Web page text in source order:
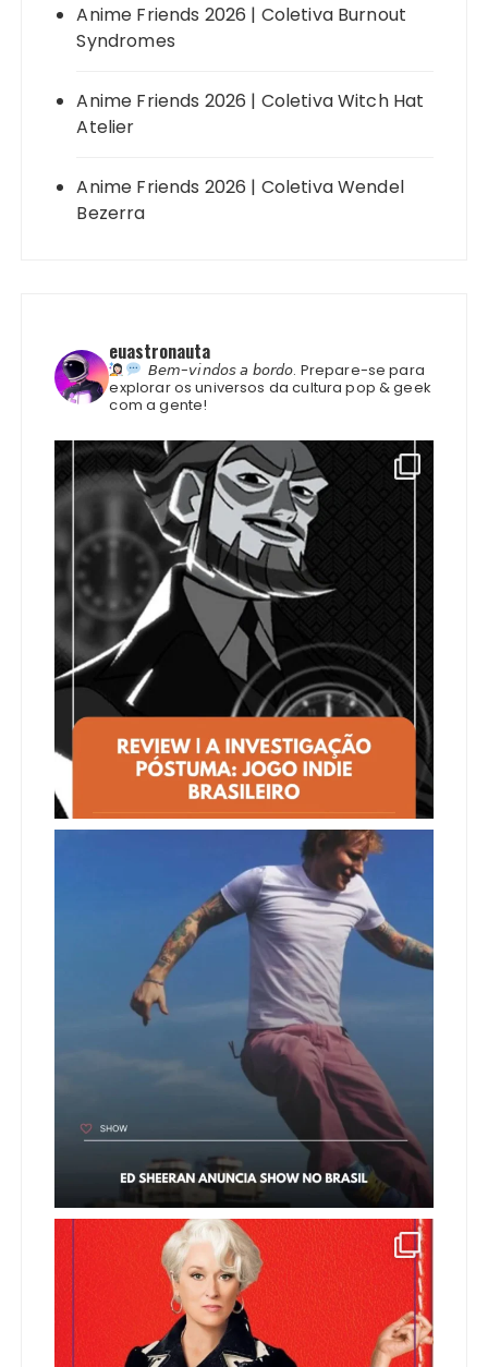
Anime Friends 2026 | Coletiva Burnout
Syndromes
Anime Friends 2026 | Coletiva Witch Hat
Atelier
Anime Friends 2026 | Coletiva Wendel
Bezerra
euastronauta
𝘉𝘦𝘮-𝘷𝘪𝘯𝘥𝘰𝘴 𝘢 𝘣𝘰𝘳𝘥𝘰. Prepare-se para
explorar os universos da cultura pop & geek
com a gente!